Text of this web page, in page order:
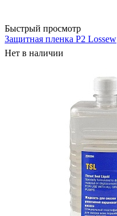
Быстрый просмотр
Защитная пленка P2 Lossew
Нет в наличии